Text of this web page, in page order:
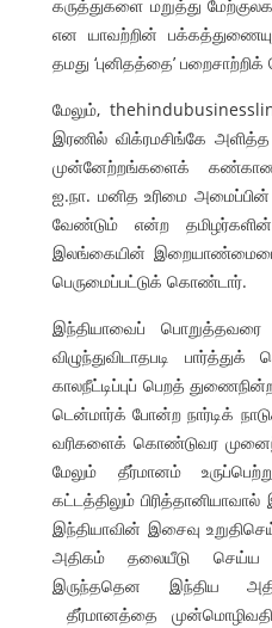
கருத்துகளை மறுத்து
என யாவற்றின்
தமது ‘புனிதத்தை’
மேலும்,
இரணில் விக்ரமசிங்கே
முன்னேற்றங்களைக்
ஐ.நா. மனித உரிமை
வேண்டும் என்ற தமிழர்களின்
இலங்கையின்
பெருமைப்பட்டுக் கொண்டார்.
இந்தியாவைப் பொறுத்தவரை
விழுந்துவிடாதபடி
காலநீட்டிப்புப் பெறத்
டென்மார்க் போன்ற நார்டிக்
வரிகளைக் கொண்டுவர
மேலும் தீர்மானம்
கட்டத்திலும்
இந்தியாவின் இசைவு
அதிகம் தலையீடு செய்ய
இருந்ததென இந்திய
தீர்மானத்தை